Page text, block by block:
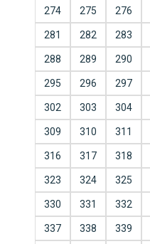
274 275 276
281 282 283
288 289 290
295 296 297
302 303 304
309 310 311
316 317 318
323 324 325
330 331 332
337 338 339